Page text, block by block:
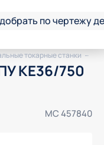
по чертежу
токарные станки
KE36/750
МС 457840